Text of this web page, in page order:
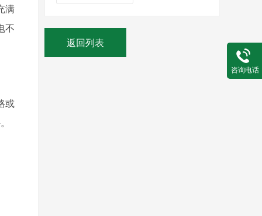
满
不
或
返回列表
咨询电话